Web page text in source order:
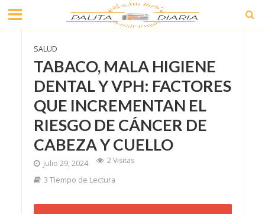
SALUD
TABACO, MALA HIGIENE
DENTAL Y VPH: FACTORES
QUE INCREMENTAN EL
RIESGO DE CÁNCER DE
CABEZA Y CUELLO
julio 29, 2024
2 Visitas
3 Tiempo de Lectura